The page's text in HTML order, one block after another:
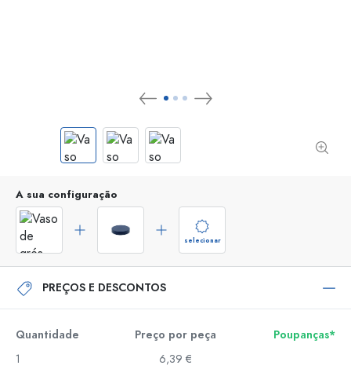
A sua configuração
selecionar
PREÇOS E DESCONTOS
Quantidade Preço por peça
Poupanças*
1
6,39 €